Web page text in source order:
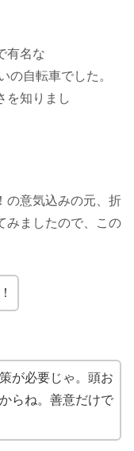
有名な
の自転車でした。
を知りまし
の意気込みの元、折
みましたので、この
が必要じゃ。頭お
らね。善意だけで